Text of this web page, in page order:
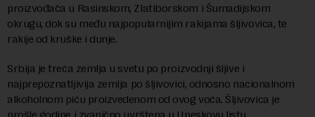
proizvođača u Rasinskom, Zlatiborskom i Šumadijskom
okrugu, dok su među najpopularnijim rakijama šljivovica, te
rakije od kruške i dunje.
Srbija je treća zemlja u svetu po proizvodnji šljive i
najprepoznatljivija zemlja po šljivovici, odnosno nacionalnom
alkoholnom piću proizvedenom od ovog voća. Šljivovica je